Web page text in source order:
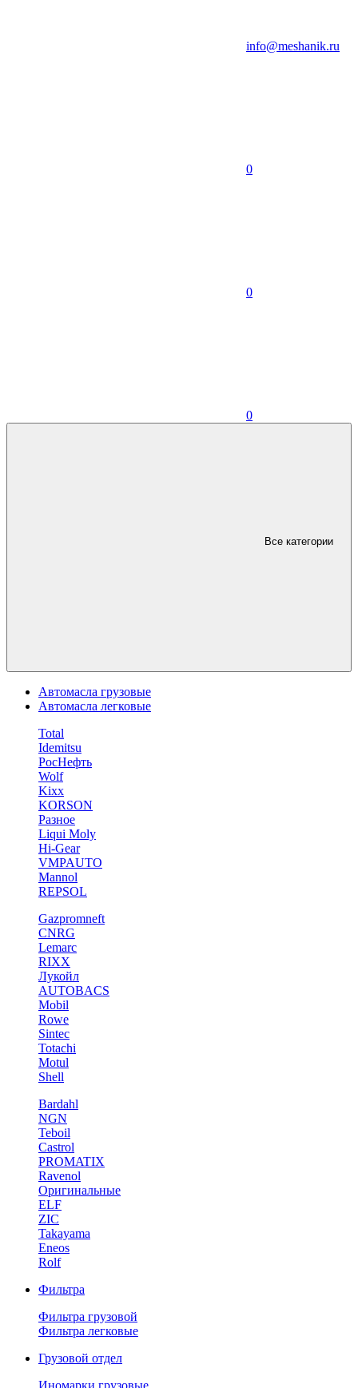
info@meshanik.ru
0
0
0
Все категории
Автомасла грузовые
Автомасла легковые
Total
Idemitsu
РосНефть
Wolf
Kixx
KORSON
Разное
Liqui Moly
Hi-Gear
VMPAUTO
Mannol
REPSOL
Gazpromneft
CNRG
Lemarc
RIXX
Лукойл
AUTOBACS
Mobil
Rowe
Sintec
Totachi
Motul
Shell
Bardahl
NGN
Teboil
Castrol
PROMATIX
Ravenol
Оригинальные
ELF
ZIC
Takayama
Eneos
Rolf
Фильтра
Фильтра грузовой
Фильтра легковые
Грузовой отдел
Иномарки грузовые